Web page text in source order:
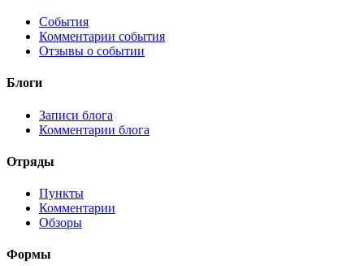
События
Комментарии события
Отзывы о событии
Блоги
Записи блога
Комментарии блога
Отряды
Пункты
Комментарии
Обзоры
Формы